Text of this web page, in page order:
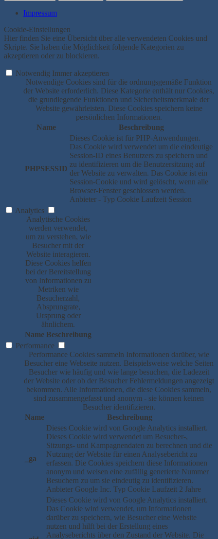
Impressum
Cookie-Einstellungen
Hier finden Sie eine Übersicht über alle verwendeten Cookies und
Skripte. Sie haben die Möglichkeit folgende Kategorien zu
akzeptieren oder zu blockieren.
Notwendig Immer akzeptieren
Notwendige Cookies sind für die ordnungsgemäße Funktion
der Website erforderlich. Diese Kategorie enthält nur Cookies,
die grundlegende Funktionen und Sicherheitsmerkmale der
Website gewährleisten. Diese Cookies speichern keine
persönlichen Informationen.
Name
Beschreibung
PHPSESSID
Dieses Cookie ist für PHP-Anwendungen.
Das Cookie wird verwendet um die eindeutige
Session-ID eines Benutzers zu speichern und
zu identifizieren um die Benutzersitzung auf
der Website zu verwalten. Das Cookie ist ein
Session-Cookie und wird gelöscht, wenn alle
Browser-Fenster geschlossen werden.
Anbieter - Typ Cookie Laufzeit Session
Analytics
Analytische Cookies
werden verwendet,
um zu verstehen, wie
Besucher mit der
Website interagieren.
Diese Cookies helfen
bei der Bereitstellung
von Informationen zu
Metriken wie
Besucherzahl,
Absprungrate,
Ursprung oder
ähnlichem.
Name Beschreibung
Performance
Performance Cookies sammeln Informationen darüber, wie
Besucher eine Webseite nutzen. Beispielsweise welche Seiten
Besucher wie häufig und wie lange besuchen, die Ladezeit
der Website oder ob der Besucher Fehlermeldungen angezeigt
bekommen. Alle Informationen, die diese Cookies sammeln,
sind zusammengefasst und anonym - sie können keinen
Besucher identifizieren.
Name
Beschreibung
_ga
Dieses Cookie wird von Google Analytics installiert.
Dieses Cookie wird verwendet um Besucher-,
Sitzungs- und Kampagnendaten zu berechnen und die
Nutzung der Website für einen Analysebericht zu
erfassen. Die Cookies speichern diese Informationen
anonym und weisen eine zufällig generierte Nummer
Besuchern zu um sie eindeutig zu identifizieren.
Anbieter Google Inc. Typ Cookie Laufzeit 2 Jahre
Dieses Cookie wird von Google Analytics installiert.
Das Cookie wird verwendet, um Informationen
darüber zu speichern, wie Besucher eine Website
nutzen und hilft bei der Erstellung eines
Analyseberichts über den Zustand der Website. Die